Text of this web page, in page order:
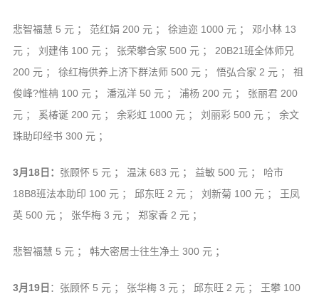
悲智福慧 5 元 ； 范红娟 200 元 ； 徐迪迩 1000 元 ； 邓小林 13
元 ； 刘建伟 100 元 ； 张荣攀合家 500 元 ； 20B21班全体师兄
200 元 ； 徐红梅供养上济下群法师 500 元 ； 悟弘合家 2 元 ； 祖
俊峰?惟柟 100 元 ； 潘泓洋 50 元 ； 浦杨 200 元 ； 张丽君 200
元 ； 奚椿诞 200 元 ； 余彩虹 1000 元 ； 刘丽彩 500 元 ； 余文
珠助印经书 300 元 ；
3月18日： 张顾怀 5 元 ； 温沫 683 元 ； 益敏 500 元 ； 哈市
18B8班法本助印 100 元 ； 邱东旺 2 元 ； 刘新菊 100 元 ； 王凤
英 500 元 ； 张华梅 3 元 ； 郑家香 2 元 ；
悲智福慧 5 元 ； 韩大密居士往生净土 300 元 ；
3月19日 ：张顾怀 5 元 ； 张华梅 3 元 ； 邱东旺 2 元 ； 王攀 100